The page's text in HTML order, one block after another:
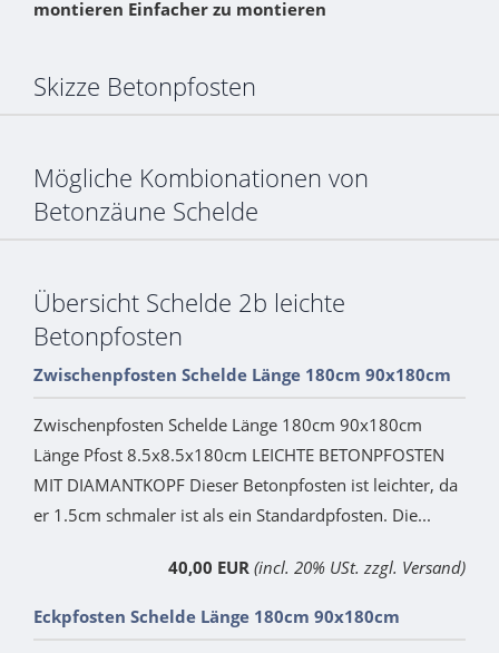
montieren Einfacher zu montieren
Skizze Betonpfosten
Mögliche Kombionationen von
Betonzäune Schelde
Übersicht Schelde 2b leichte
Betonpfosten
Zwischenpfosten Schelde Länge 180cm 90x180cm
Zwischenpfosten Schelde Länge 180cm 90x180cm
Länge Pfost 8.5x8.5x180cm LEICHTE BETONPFOSTEN
MIT DIAMANTKOPF Dieser Betonpfosten ist leichter, da
er 1.5cm schmaler ist als ein Standardpfosten. Die...
40,00 EUR (incl. 20% USt. zzgl. Versand)
Eckpfosten Schelde Länge 180cm 90x180cm